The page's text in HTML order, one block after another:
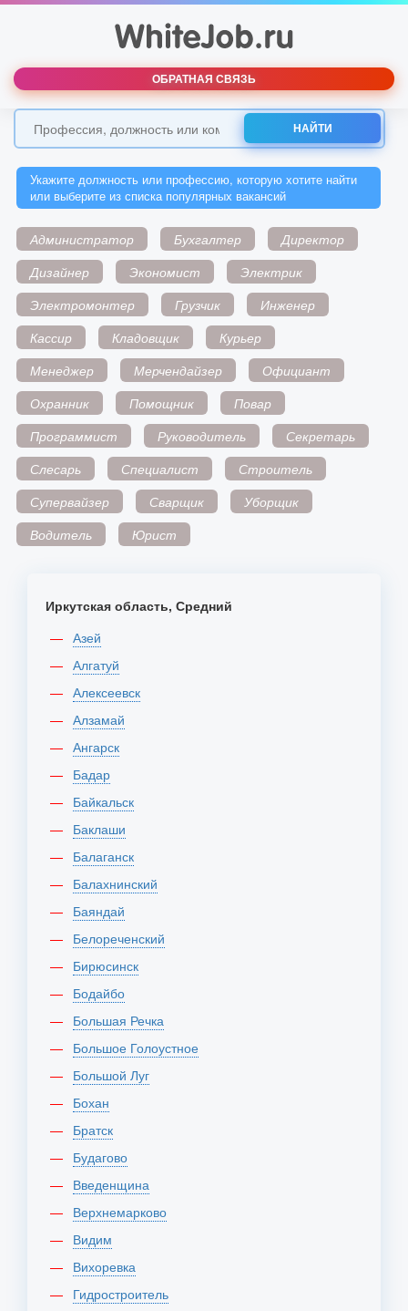
ОБРАТНАЯ СВЯЗЬ
НАЙТИ
Укажите должность или профессию, которую хотите найти
или выберите из списка популярных вакансий
Администратор Бухгалтер
Директор
Дизайнер
Экономист
Электрик
Электромонтер
Грузчик
Инженер
Кассир
Кладовщик
Курьер
Менеджер
Мерчендайзер
Официант
Охранник
Помощник
Повар
Программист
Руководитель
Секретарь
Слесарь
Специалист
Строитель
Супервайзер
Сварщик
Уборщик
Водитель
Юрист
Иркутская область, Средний
Азей
Алгатуй
Алексеевск
Алзамай
Ангарск
Бадар
Байкальск
Баклаши
Балаганск
Балахнинский
Баяндай
Белореченский
Бирюсинск
Бодайбо
Большая Речка
Большое Голоустное
Большой Луг
Бохан
Братск
Будагово
Введенщина
Верхнемарково
Видим
Вихоревка
Гидростроитель